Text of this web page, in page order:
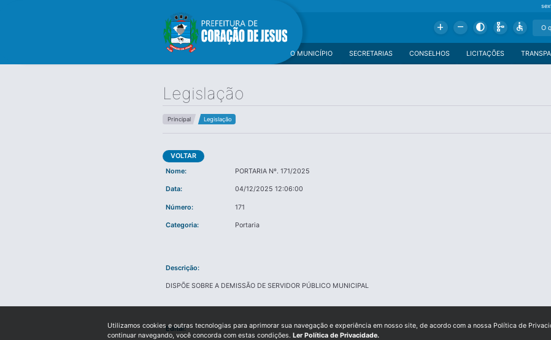
Add Remove Contrast Schema Accessible
LICITAÇÕES
CONSELHOS
SECRETARIAS
O MUNICÍPIO
Legislação
Principal Legislação
VOLTAR
Nome:
PORTARIA Nº. 171/2025
Data: 04/12/2025 12:06:00
Número: 171
Categoria: Portaria
Descrição:
DISPÕE SOBRE A DEMISSÃO DE SERVIDOR PÚBLICO MUNICIPAL
Edital:
Utilizamos cookies e outras tecnologias para aprimorar sua navegação e experiência em nosso site, de acordo com a nossa Política de
continuar navegando, você concorda com estas condições. Ler Política de Privacidade.